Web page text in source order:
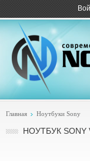
Пример:купить Sony
Главная Ноутбуки Sony
НОУТБУК SONY